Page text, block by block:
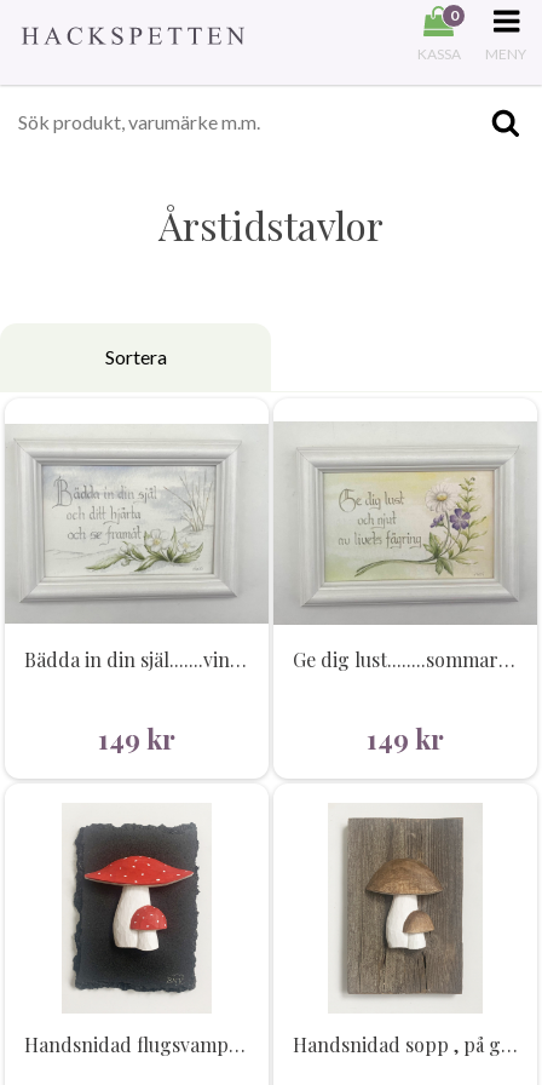
0
KASSA MENY
Årstidstavlor
Sortera
Bädda in din själ.......vintern 14x19cm
149 kr
Ge dig lust........sommaren 14 x19 cm
149 kr
Handsnidad flugsvamp, tavla Handsnidad sopp , på gammalt trä